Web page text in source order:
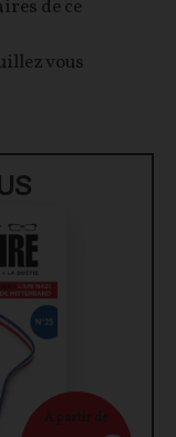
de ce
vous
À partir de